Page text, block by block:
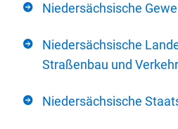
Niedersächsische
Niedersächsische
Straßenbau und Verkehr
Niedersächsische